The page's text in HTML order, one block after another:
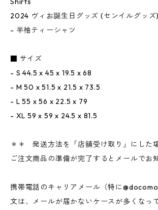
2024 ヴィお誕生日グッズ (センイルグッ
- 半袖ティーシャツ
■ サイズ
- S 44.5 x 45 x 19.5 x 68
- M 50 x 51.5 x 21.5 x 73.5
- L 55 x 56 x 22.5 x 79
- XL 59 x 59 x 24.5 x 81.5
＊＊ 発送方法を「店舗受け取り」にした
ご注文商品の準備が完了するとメールでお
携帯電話のキャリアメール（特に
文は、メールが届かないケースが多くなっ